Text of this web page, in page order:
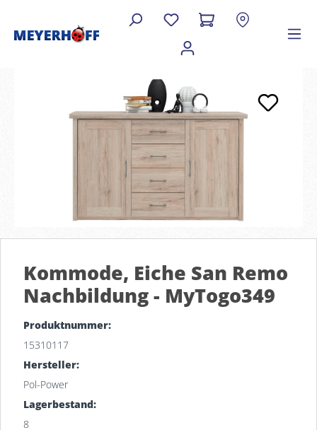
Kommode, Eiche San Remo
Nachbildung - MyTogo349
Lagerbestand:
8
Produktnummer:
15310117
Hersteller:
Pol-Power